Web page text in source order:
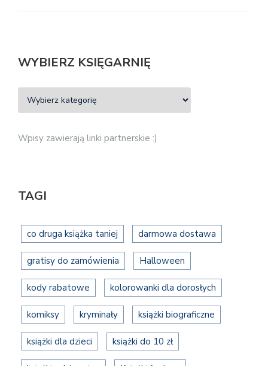
WYBIERZ KSIĘGARNIĘ
Wpisy zawierają linki partnerskie :)
TAGI
co druga książka taniej darmowa dostawa
gratisy do zamówienia Halloween
kody rabatowe kolorowanki dla dorosłych
komiksy kryminały książki biograficzne
książki dla dzieci książki do 10 zł